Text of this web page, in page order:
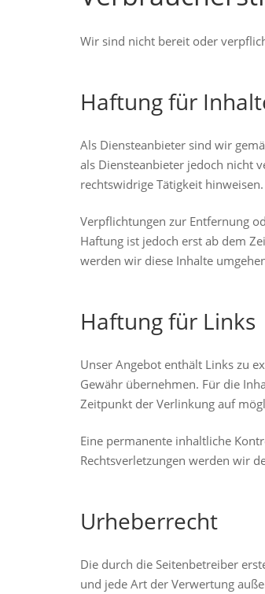
Wir sind nicht bereit oder
Haftung für
Als Diensteanbieter sind wir
als Diensteanbieter jedoch nicht
rechtswidrige Tätigkeit hinweisen.
Verpflichtungen zur Entfernung
Haftung ist jedoch erst ab dem
werden wir diese Inhalte
Haftung für Links
Unser Angebot enthält Links zu
Gewähr übernehmen. Für die
Zeitpunkt der Verlinkung auf
Eine permanente inhaltliche
Rechtsverletzungen werden wir
Urheberrecht
Die durch die Seitenbetreiber
und jede Art der Verwertung